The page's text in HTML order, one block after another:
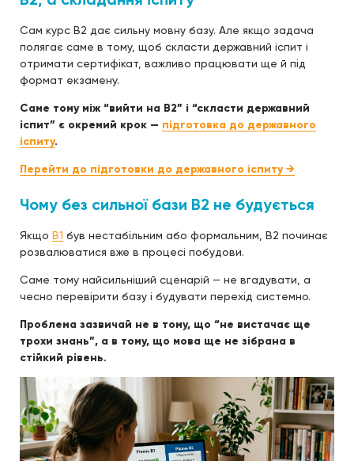
Сам курс B2 дає сильну мовну базу. Але якщо задача
полягає саме в тому, щоб скласти державний іспит і
отримати сертифікат, важливо працювати ще й під
формат екзамену.
Саме тому між “вийти на B2” і “скласти державний
іспит” є окремий крок — підготовка до державного
іспиту.
Перейти до підготовки до державного іспиту →
Чому без сильної бази B2 не будується
Якщо B1 був нестабільним або формальним, B2 починає
розвалюватися вже в процесі побудови.
Саме тому найсильніший сценарій — не вгадувати, а
чесно перевірити базу і будувати перехід системно.
Проблема зазвичай не в тому, що “не вистачає ще
трохи знань”, а в тому, що мова ще не зібрана в
стійкий рівень.